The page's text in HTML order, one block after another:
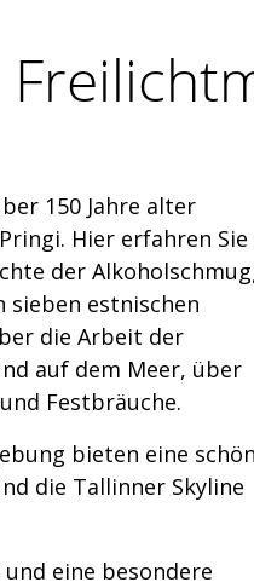
150 Jahre alter
Hier erfahren Sie
der
sieben estnischen
die Arbeit der
auf dem Meer, über
Festbräuche.
bieten eine
die Tallinner Skyline
eine besondere